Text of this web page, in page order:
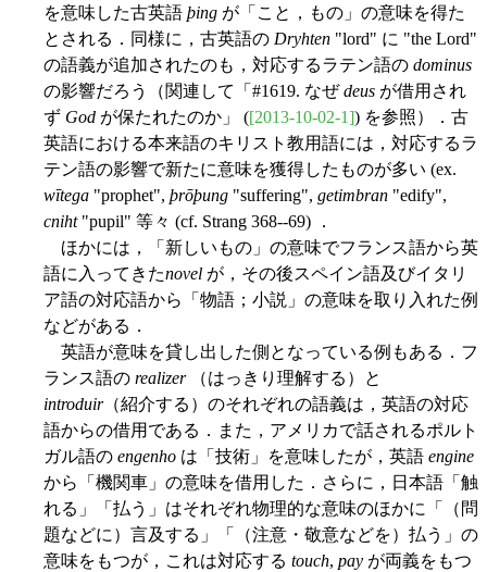
を意味した古英語 þing が「こと，もの」の意味を得た
とされる．同様に，古英語の Dryhten "lord" に "the Lord"
の語義が追加されたのも，対応するラテン語の dominus
の影響だろう（関連して「#1619. なぜdeus が借用され
ず God が保たれたのか」 ([2013-10-02-1]) を参照）．古
英語における本来語のキリスト教用語には，対応するラ
テン語の影響で新たに意味を獲得したものが多い (ex.
wītega "prophet", þrōþung "suffering", getimbran "edify",
cniht"pupil" 等々 (cf. Strang 368--69) ．
ほかには，「新しいもの」の意味でフランス語から英
語に入ってきたnovel が，その後スペイン語及びイタリ
ア語の対応語から「物語；小説」の意味を取り入れた例
などがある．
英語が意味を貸し出した側となっている例もある．フ
ランス語の realizer（はっきり理解する）と
introduir（紹介する）のそれぞれの語義は，英語の対応
語からの借用である．また，アメリカで話されるポルト
ガル語の engenho は「技術」を意味したが，英語 engine
から「機関車」の意味を借用した．さらに，日本語「触
れる」「払う」はそれぞれ物理的な意味のほかに「（問
題などに）言及する」「（注意・敬意などを）払う」の
意味をもつが，これは対応する touch, pay が両義をもつ